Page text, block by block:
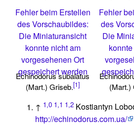
Fehler beim Erstellen
des Vorschaubildes:
Die Miniaturansicht
konnte nicht am
vorgesehenen Ort
gespeichert werden
Echinodorus subalatus
(Mart.) Griseb.[1]
Fehler
des
Die
(Mart.)
↑ 1,0 1,1 1,2 Kostiantyn
http://echinodorus.com.ua/